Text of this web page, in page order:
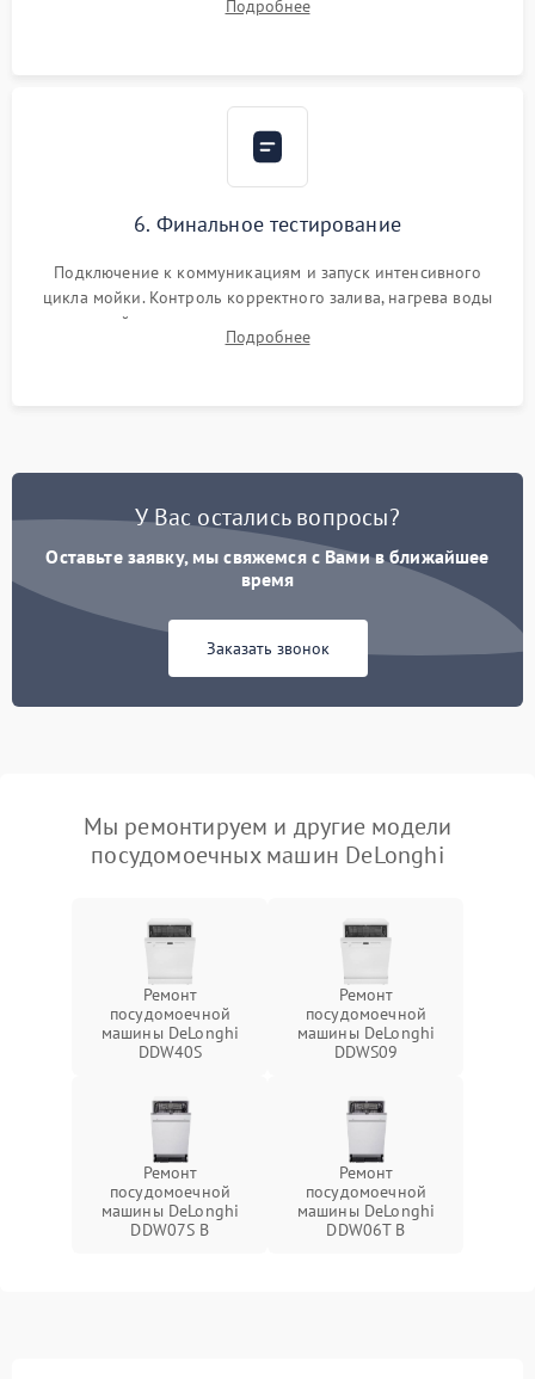
сборка корпуса и установка датчика поплавка.
Подробнее
6. Финальное тестирование
Подключение к коммуникациям и запуск интенсивного
цикла мойки. Контроль корректного залива, нагрева воды
до нужной температуры, отсутствия посторонних шумов,
штатного слива и абсолютной сухости в поддоне.
Подробнее
У Вас остались вопросы?
Оставьте заявку, мы свяжемся с Вами в ближайшее
время
Заказать звонок
Мы ремонтируем и другие модели
посудомоечных машин DeLonghi
Ремонт
посудомоечной
машины DeLonghi
DDW40S
Ремонт
посудомоечной
машины DeLonghi
DDWS09
Ремонт
посудомоечной
машины DeLonghi
DDW07S B
Ремонт
посудомоечной
машины DeLonghi
DDW06T B